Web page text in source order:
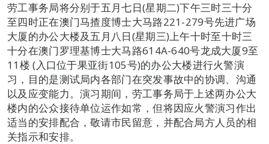
劳工事务局将分别于五月七日(星期二)下午三时三十分
至四时正在澳门马揸度博士大马路221-279号先进广场
大厦的办公大楼及五月八日(星期三)上午十时至十时三
十分在澳门罗理基博士大马路614A-640号龙成大厦9至
11楼 (入口位于果亚街105号)的办公大楼进行火警演
习，目的是测试局内各部门在突发事故中的协调、沟通
以及应变能力。演习期间，劳工事务局于上述两办公大
楼内的公众接待单位运作如常，但将因应火警演习作出
适当的安排配合，敬请市民留意，并配合局方人员的相
关指示和安排。